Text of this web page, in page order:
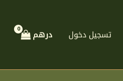
تسجيل دخول درهم